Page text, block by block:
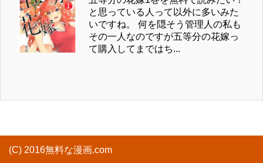
と思っている人って以外に多いみた
いですね。 何を隠そう管理人の私も
その一人なのですが五等分の花嫁っ
て購入してまではち...
(C) 2016無料な漫画.com